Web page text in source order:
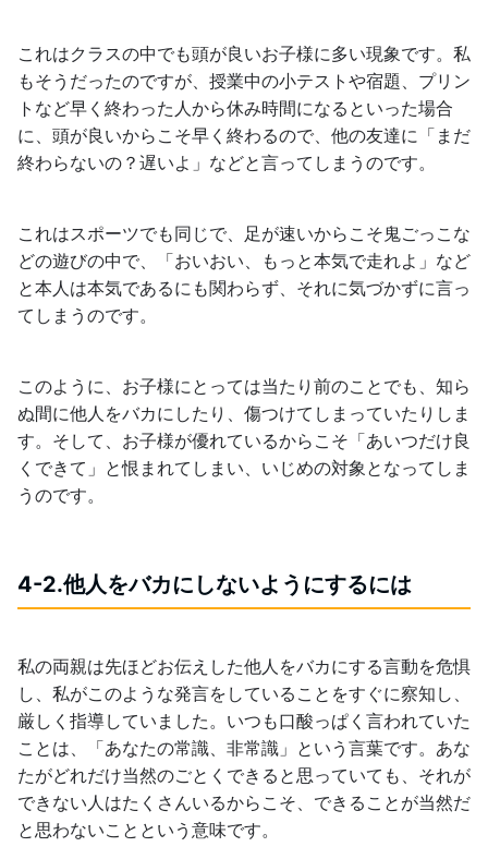
これはクラスの中でも頭が良いお子様に多い現象です。私
もそうだったのですが、授業中の小テストや宿題、プリン
トなど早く終わった人から休み時間になるといった場合
に、頭が良いからこそ早く終わるので、他の友達に「まだ
終わらないの？遅いよ」などと言ってしまうのです。
これはスポーツでも同じで、足が速いからこそ鬼ごっこな
どの遊びの中で、「おいおい、もっと本気で走れよ」など
と本人は本気であるにも関わらず、それに気づかずに言っ
てしまうのです。
このように、お子様にとっては当たり前のことでも、知ら
ぬ間に他人をバカにしたり、傷つけてしまっていたりしま
す。そして、お子様が優れているからこそ「あいつだけ良
くできて」と恨まれてしまい、いじめの対象となってしま
うのです。
4-2.他人をバカにしないようにするには
私の両親は先ほどお伝えした他人をバカにする言動を危惧
し、私がこのような発言をしていることをすぐに察知し、
厳しく指導していました。いつも口酸っぱく言われていた
ことは、「あなたの常識、非常識」という言葉です。あな
たがどれだけ当然のごとくできると思っていても、それが
できない人はたくさんいるからこそ、できることが当然だ
と思わないことという意味です。